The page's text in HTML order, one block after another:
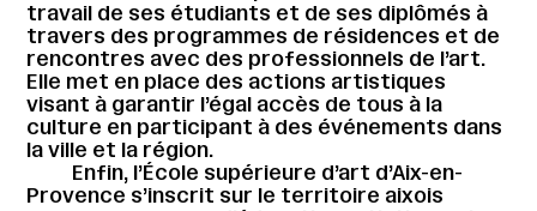
travail de ses étudiants et de ses diplômés à
travers des programmes de résidences et de
rencontres avec des professionnels de l’art.
Elle met en place des actions artistiques
visant à garantir l’égal accès de tous à la
culture en participant à des événements dans
la ville et la région.
Enfin, l’École supérieure d’art d’Aix-en-
Provence s’inscrit sur le territoire aixois